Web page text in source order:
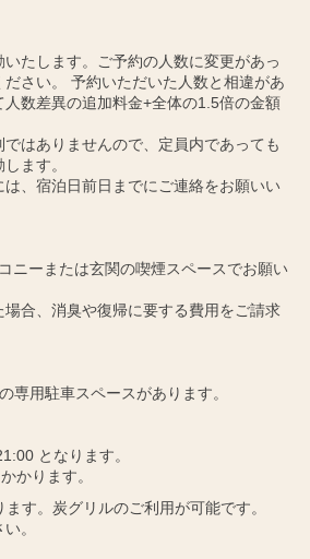
いたします。ご予約の人数に変更があっ
さい。 予約いただいた人数と相違があ
人数差異の追加料金+全体の1.5倍の金額
はありませんので、定員内であっても
ます。
は、宿泊日前日までにご連絡をお願いい
ニーまたは玄関の喫煙スペースでお願い
合、消臭や復帰に要する費用をご請求
専用駐車スペースがあります。
となります。
かります。
す。炭グリルのご利用が可能です。
。